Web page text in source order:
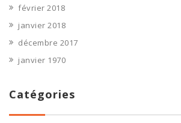
février 2018
janvier 2018
décembre 2017
janvier 1970
Catégories